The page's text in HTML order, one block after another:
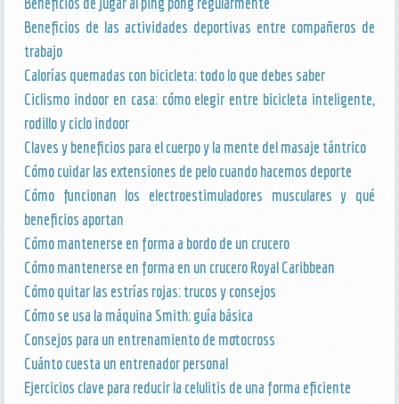
Beneficios de las actividades deportivas entre compañeros de
trabajo
Calorías quemadas con bicicleta: todo lo que debes saber
Ciclismo indoor en casa: cómo elegir entre bicicleta inteligente,
rodillo y ciclo indoor
Claves y beneficios para el cuerpo y la mente del masaje tántrico
Cómo cuidar las extensiones de pelo cuando hacemos deporte
Cómo funcionan los electroestimuladores musculares y qué
beneficios aportan
Cómo mantenerse en forma a bordo de un crucero
Cómo mantenerse en forma en un crucero Royal Caribbean
Cómo quitar las estrías rojas: trucos y consejos
Cómo se usa la máquina Smith: guía básica
Consejos para un entrenamiento de motocross
Cuánto cuesta un entrenador personal
Ejercicios clave para reducir la celulitis de una forma eficiente